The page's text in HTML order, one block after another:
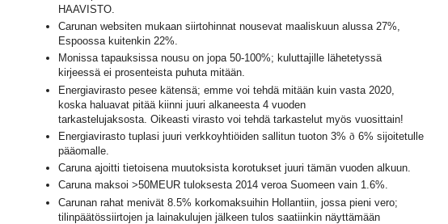
HAAVISTO.
Carunan websiten mukaan siirtohinnat nousevat maaliskuun alussa 27%,
Espoossa kuitenkin 22%.
Monissa tapauksissa nousu on jopa 50-100%; kuluttajille lähetetyssä
kirjeessä ei prosenteista puhuta mitään.
Energiavirasto pesee kätensä; emme voi tehdä mitään kuin vasta 2020,
koska haluavat pitää kiinni juuri alkaneesta 4 vuoden
tarkastelujaksosta. Oikeasti virasto voi tehdä tarkastelut myös vuosittain!
Energiavirasto tuplasi juuri verkkoyhtiöiden sallitun tuoton 3% ð 6% sijoitetulle
pääomalle.
Caruna ajoitti tietoisena muutoksista korotukset juuri tämän vuoden alkuun.
Caruna maksoi >50MEUR tuloksesta 2014 veroa Suomeen vain 1.6%.
Carunan rahat menivät 8.5% korkomaksuihin Hollantiin, jossa pieni vero;
tilinpäätössiirtojen ja lainakulujen jälkeen tulos saatiinkin näyttämään